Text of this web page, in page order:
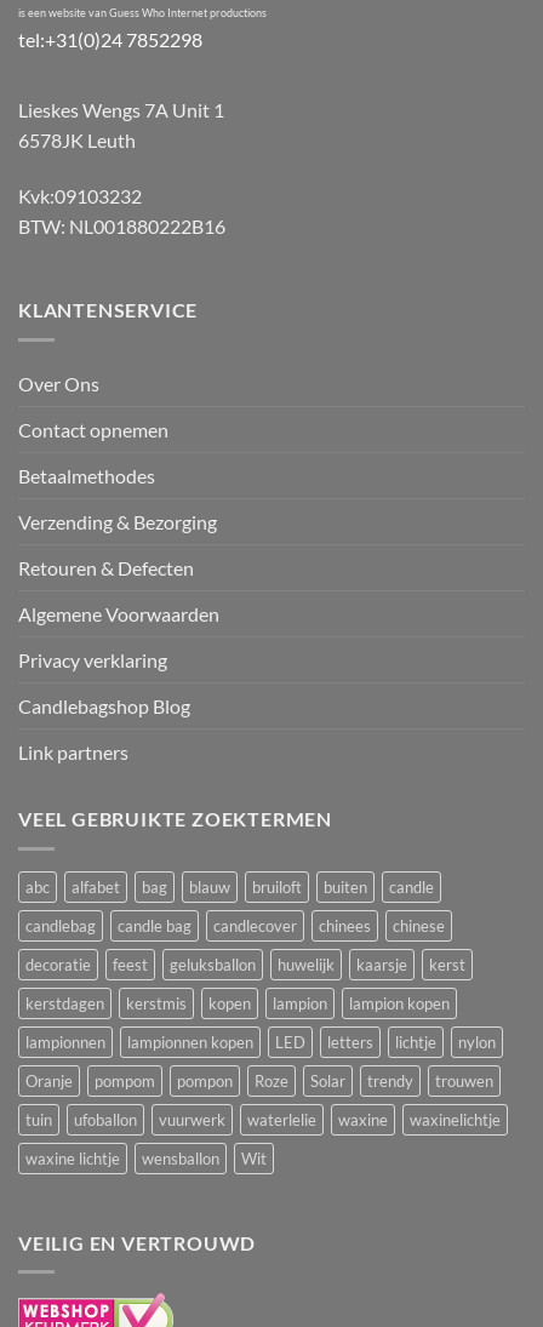
is een website van Guess Who Internet productions
tel:+31(0)24 7852298
Lieskes Wengs 7A Unit 1
6578JK Leuth
Kvk:09103232
BTW: NL001880222B16
KLANTENSERVICE
Over Ons
Contact opnemen
Betaalmethodes
Verzending & Bezorging
Retouren & Defecten
Algemene Voorwaarden
Privacy verklaring
Candlebagshop Blog
Link partners
VEEL GEBRUIKTE ZOEKTERMEN
abc alfabet bag blauw bruiloft buiten
candle
candlebag
candle bag candlecover chinees
chinese
decoratie
feest geluksballon huwelijk kaarsje
kerst
kerstdagen
kerstmis kopen lampion
lampion kopen
lampionnen
lampionnen kopen LED letters lichtje
nylon
Oranje
pompom pompon Roze Solar trendy
trouwen
tuin
ufoballon vuurwerk waterlelie waxine
waxinelichtje
waxine lichtje
wensballon Wit
VEILIG EN VERTROUWD